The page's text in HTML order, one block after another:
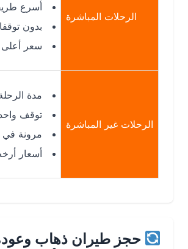
الرحلات المباشرة
أسرع طريقة
بدون توقفات
سعر أعلى نسبيًا
الرحلات غير المباشرة
مدة الرحلة:
توقف واحد أو
مرونة في
أسعار أرخص
حجز طيران ذهاب وعودة